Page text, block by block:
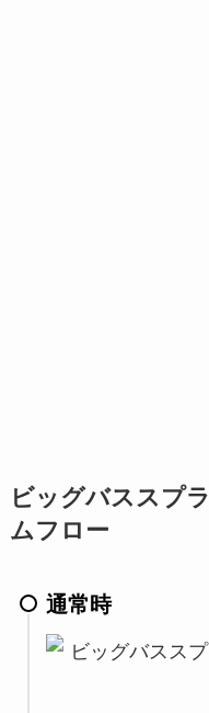
ビッグバススプ
ムフロー
通常時